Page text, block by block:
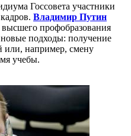
Госсовета участники
Владимир Путин
высшего профобразования
подходы: получение
или, например, смену
учебы.